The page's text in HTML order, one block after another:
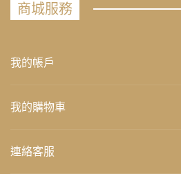
商城服務
我的帳戶
我的購物車
連絡客服